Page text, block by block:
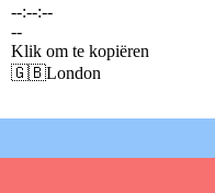
--:--:--
--
Klik om te kopiëren
🇬🇧London